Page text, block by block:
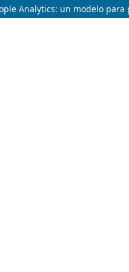
Analytics: un modelo